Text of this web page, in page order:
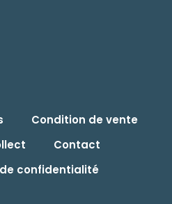
Condition de vente
Contact
confidentialité